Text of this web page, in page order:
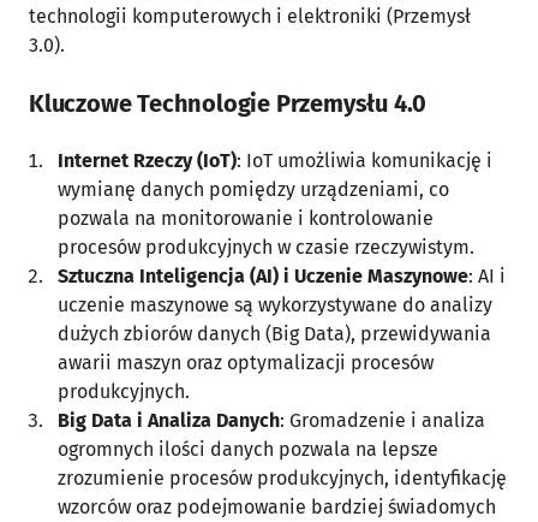
technologii komputerowych i elektroniki (Przemysł
3.0).
Kluczowe Technologie Przemysłu 4.0
Internet Rzeczy (IoT): IoT umożliwia komunikację i
wymianę danych pomiędzy urządzeniami, co
pozwala na monitorowanie i kontrolowanie
procesów produkcyjnych w czasie rzeczywistym.
Sztuczna Inteligencja (AI) i Uczenie Maszynowe: AI i
uczenie maszynowe są wykorzystywane do analizy
dużych zbiorów danych (Big Data), przewidywania
awarii maszyn oraz optymalizacji procesów
produkcyjnych.
Big Data i Analiza Danych: Gromadzenie i analiza
ogromnych ilości danych pozwala na lepsze
zrozumienie procesów produkcyjnych, identyfikację
wzorców oraz podejmowanie bardziej świadomych